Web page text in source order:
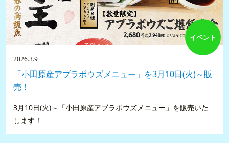
イベント
2026.3.9
「⼩⽥原産アブラボウズメニュー」を3⽉10⽇(火)～販
売！
3⽉10⽇(火)～「⼩⽥原産アブラボウズメニュー」を販売いた
します！